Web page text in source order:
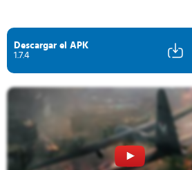
Descargar el APK
1.7.4